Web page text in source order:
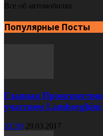
Все об автомобилях
Популярные Посты
Главная
участием
XC90 29.03.2017